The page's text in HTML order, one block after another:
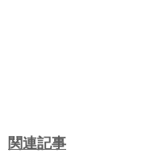
関連記事